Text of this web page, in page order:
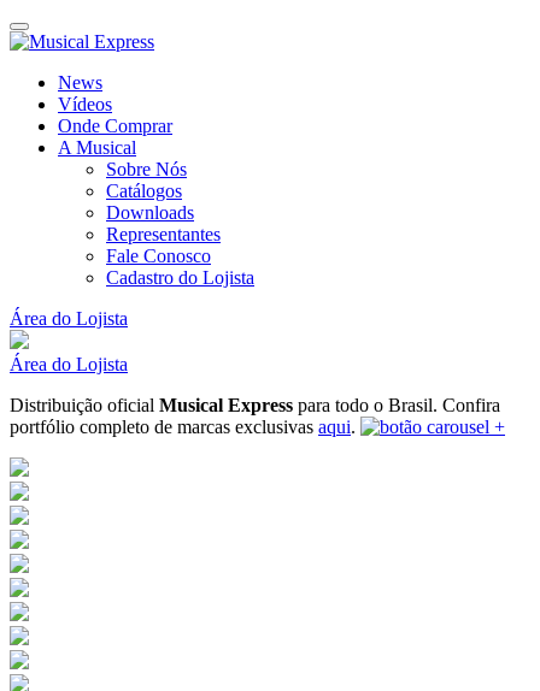
News
Vídeos
Onde Comprar
A Musical
Sobre Nós
Catálogos
Downloads
Representantes
Fale Conosco
Cadastro do Lojista
Área do Lojista
Área do Lojista
Distribuição oficial Musical Express para todo o Brasil. Confira
portfólio completo de marcas exclusivas aqui.